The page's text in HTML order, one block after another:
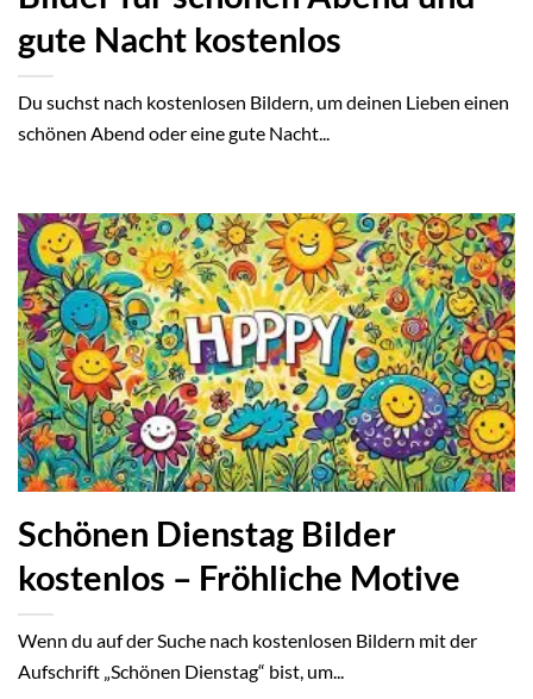
gute Nacht kostenlos
Du suchst nach kostenlosen Bildern, um deinen Lieben einen
schönen Abend oder eine gute Nacht...
Schönen Dienstag Bilder
kostenlos – Fröhliche Motive
Wenn du auf der Suche nach kostenlosen Bildern mit der
Aufschrift „Schönen Dienstag“ bist, um...